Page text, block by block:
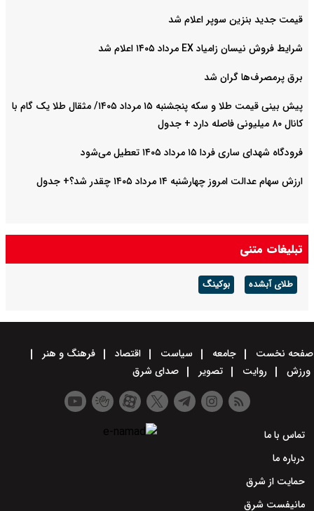
قیمت جدید بنزین سوپر اعلام شد
شرایط فروش نیسان زامیاد EX مرداد ۱۴۰۵ اعلام شد
برق پرمصرف‌ها گران شد
پیش‌ بینی قیمت طلا و سکه پنجشنبه ۱۵ مرداد ۱۴۰۵/ مثقال طلا یک گام با
کانال ۸۰ میلیونی فاصله دارد + جدول
فرودگاه شهدای ساری فردا ۱۵ مرداد ۱۴۰۵ تعطیل می‌شود
ارزش سهام عدالت امروز چهارشنبه ۱۴ مرداد ۱۴۰۵ چقدر شد؟+ جدول
تبلیغات متنی
طلای آبشده بوکینگ
صفحه نخست جامعه سیاست اقتصاد
فرهنگ و هنر
ورزش
روایت تصویر صدای شرق
تماس با ما
درباره ما
حمایت از شرق
مانیفست شرق